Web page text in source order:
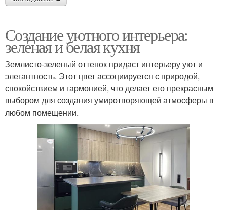
Создание уютного интерьера:
зеленая и белая кухня
Землисто-зеленый оттенок придаст интерьеру уют и
элегантность. Этот цвет ассоциируется с природой,
спокойствием и гармонией, что делает его прекрасным
выбором для создания умиротворяющей атмосферы в
любом помещении.